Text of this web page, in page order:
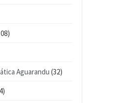
Aguarandu (32)